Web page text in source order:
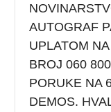
AUTOGRAF
UPLATOM
BROJ 060
PORUKE NA
DEMOS.